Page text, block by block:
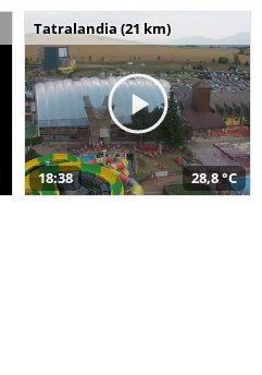
Tatralandia (21 km)
18:38 28,8 °C